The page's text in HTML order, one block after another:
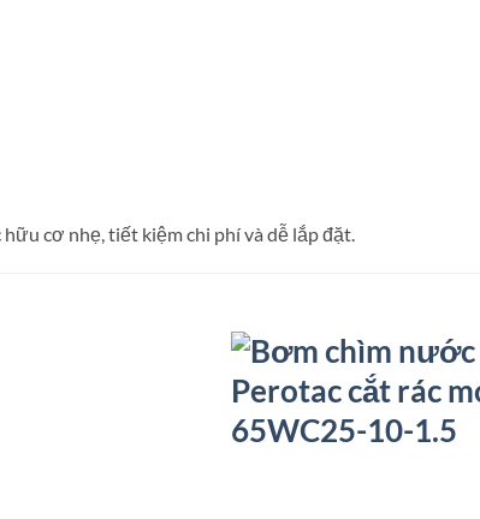
cơ nhẹ, tiết kiệm chi phí và dễ lắp đặt.